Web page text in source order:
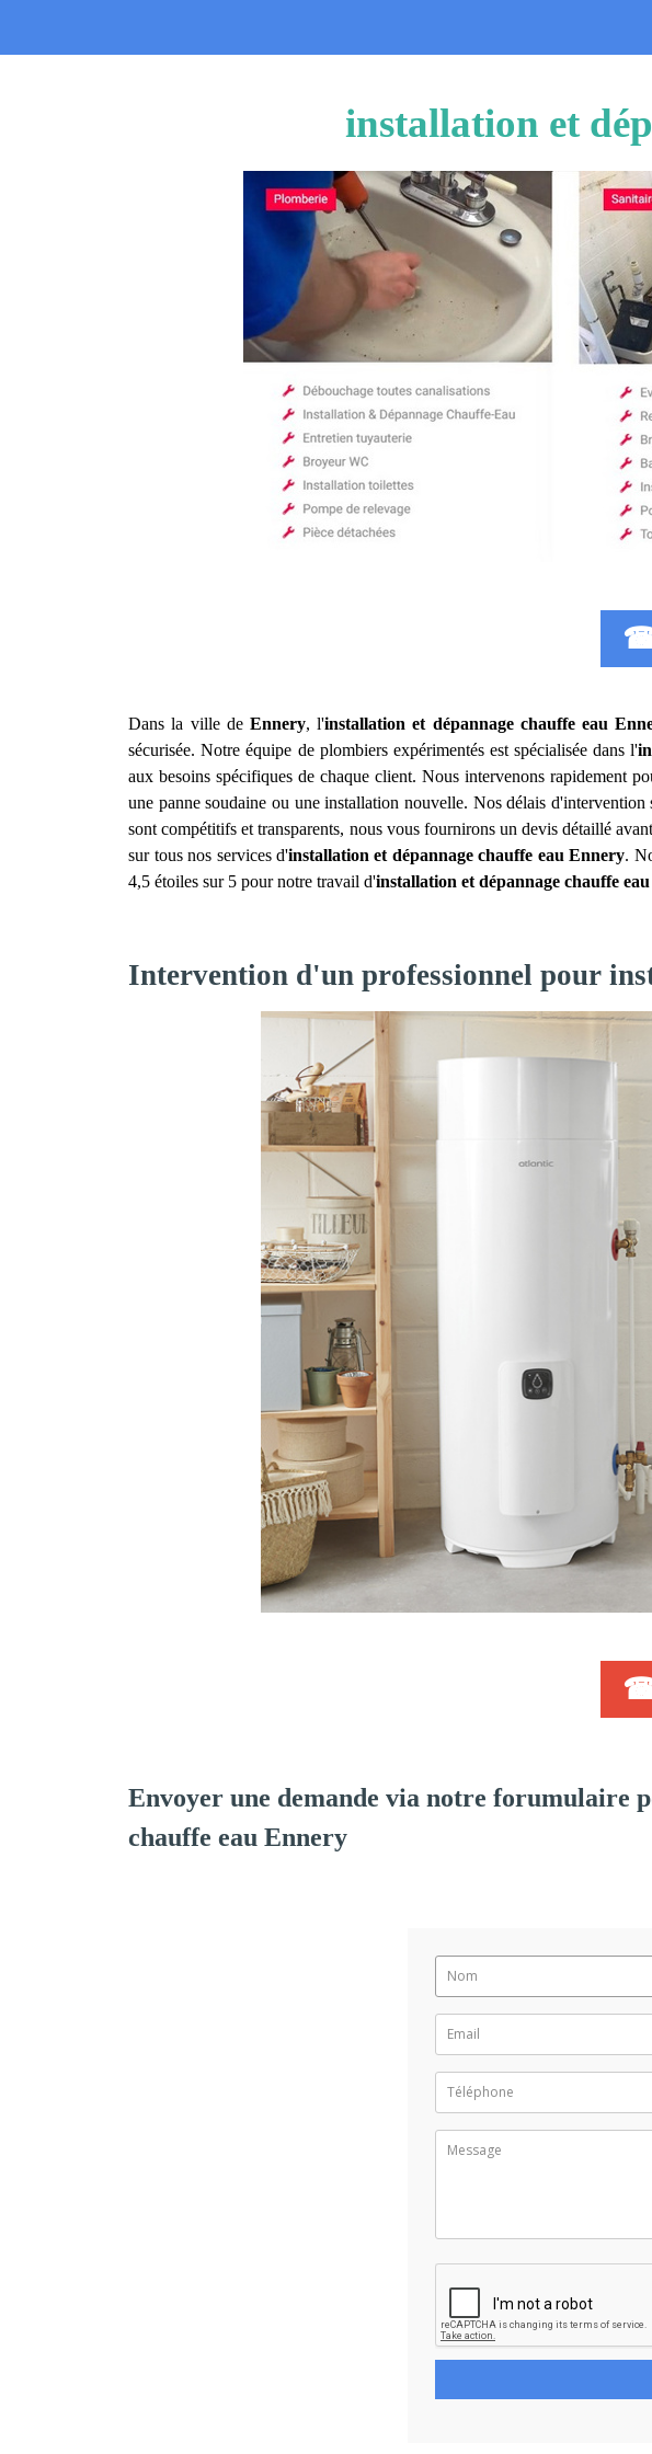
installation et
☎
Dans la ville deEnnery, l'installation et dépannage chauffe eau
sécurisée. Notre équipe de plombiers expérimentés est spécialisée dans l'
aux besoins spécifiques de chaque client. Nous intervenons rapidement
une panne soudaine ou une installation nouvelle. Nos délais
sont compétitifs et transparents, nous vous fournirons un devis détaillé
sur tous nos services d'installation et dépannage chauffe eau Ennery.
4,5 étoiles sur 5 pour notre travail d'installation et dépannage chauffe eau
Intervention d'un professionnel pour
☎
Envoyer une demande via notre forumulaire
chauffe eau Ennery